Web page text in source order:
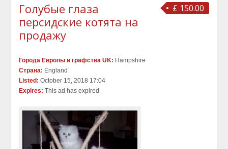
£ 150.00
Голубые глаза
персидские котята на
продажу
Города Европы и графства UK: Hampshire
Страна: England
Listed: October 15, 2018 17:04
Expires: This ad has expired